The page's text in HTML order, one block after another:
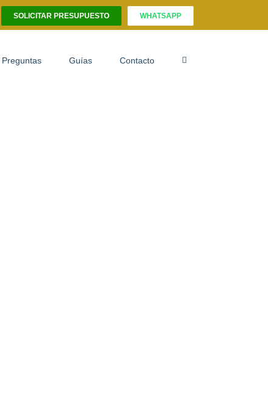
SOLICITAR PRESUPUESTO WHATSAPP
Preguntas Guías Contacto